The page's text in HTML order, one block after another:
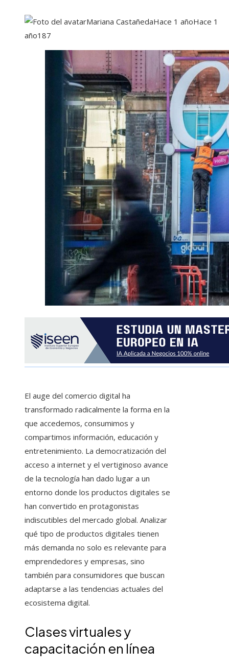
Mariana CastañedaHace 1 añoHace 1
año187
El auge del comercio digital ha
transformado radicalmente la forma en la
que accedemos, consumimos y
compartimos información, educación y
entretenimiento. La democratización del
acceso a internet y el vertiginoso avance
de la tecnología han dado lugar a un
entorno donde los productos digitales se
han convertido en protagonistas
indiscutibles del mercado global. Analizar
qué tipo de productos digitales tienen
más demanda no solo es relevante para
emprendedores y empresas, sino
también para consumidores que buscan
adaptarse a las tendencias actuales del
ecosistema digital.
Clases virtuales y
capacitación en línea